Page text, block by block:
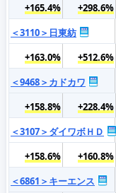
+165.4%
+298.6%
＜3110＞日東紡
+163.0%
+512.6%
＜9468＞カドカワ
+158.8%
+228.4%
＜3107＞ダイワボＨＤ
+158.6%
+160.8%
＜6861＞キーエンス